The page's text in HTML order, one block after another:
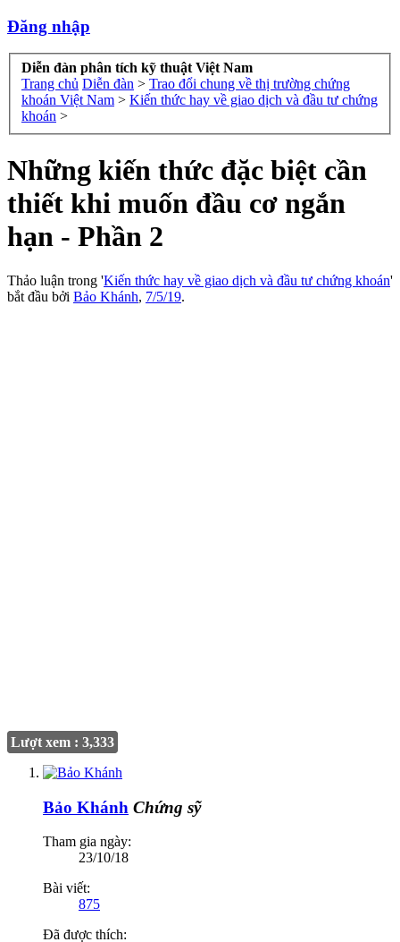
Đăng nhập
Diễn đàn phân tích kỹ thuật Việt Nam
Trang chủ Diễn đàn > Trao đổi chung về thị trường chứng
khoán Việt Nam > Kiến thức hay về giao dịch và đầu tư chứng
khoán >
Những kiến thức đặc biệt cần
thiết khi muốn đầu cơ ngắn
hạn - Phần 2
Thảo luận trong 'Kiến thức hay về giao dịch và đầu tư chứng khoán'
bắt đầu bởi Bảo Khánh, 7/5/19.
Lượt xem : 3,333
Bảo Khánh Chứng sỹ
Tham gia ngày:
23/10/18
Bài viết:
875
Đã được thích: